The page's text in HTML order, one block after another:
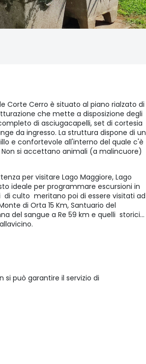
Corte Cerro è situato al piano rialzato di
che mette a disposizione degli
di asciugacapelli, set di cortesia
da ingresso. La struttura dispone di un
e confortevole all'interno del quale c'è
si accettano animali (a malincuore)
per visitare Lago Maggiore, Lago
ideale per programmare escursioni in
culto meritano poi di essere visitati ad
di Orta 15 Km, Santuario del
del sangue a Re 59 km e quelli storici...
può garantire il servizio di